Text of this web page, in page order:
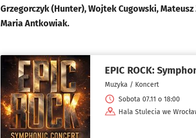
Grzegorczyk (Hunter), Wojtek Cugowski,
Maria Antkowiak.
EPIC ROCK:
Muzyka / Koncert
Sobota 07.11 o 18:00
Hala Stulecia we